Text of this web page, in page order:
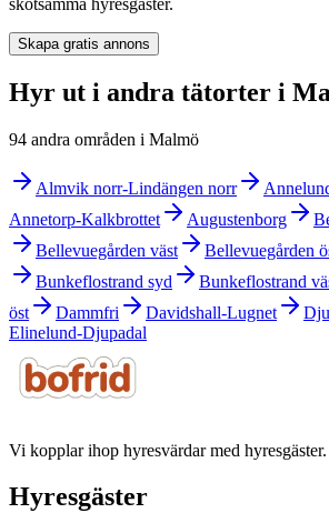
Skapa gratis annons
Hyr ut i andra tätorter i
94 andra områden i Malmö
Almvik norr-Lindängen norr
Annetorp-Kalkbrottet
Augustenborg
Bellevuegården väst
Bellevuegården
Bunkeflostrand syd
Bunkeflostrand
öst
Dammfri Davidshall-Lugnet
Elinelund-Djupadal
Vi kopplar ihop hyresvärdar med hyresgäster.
Hyresgäster